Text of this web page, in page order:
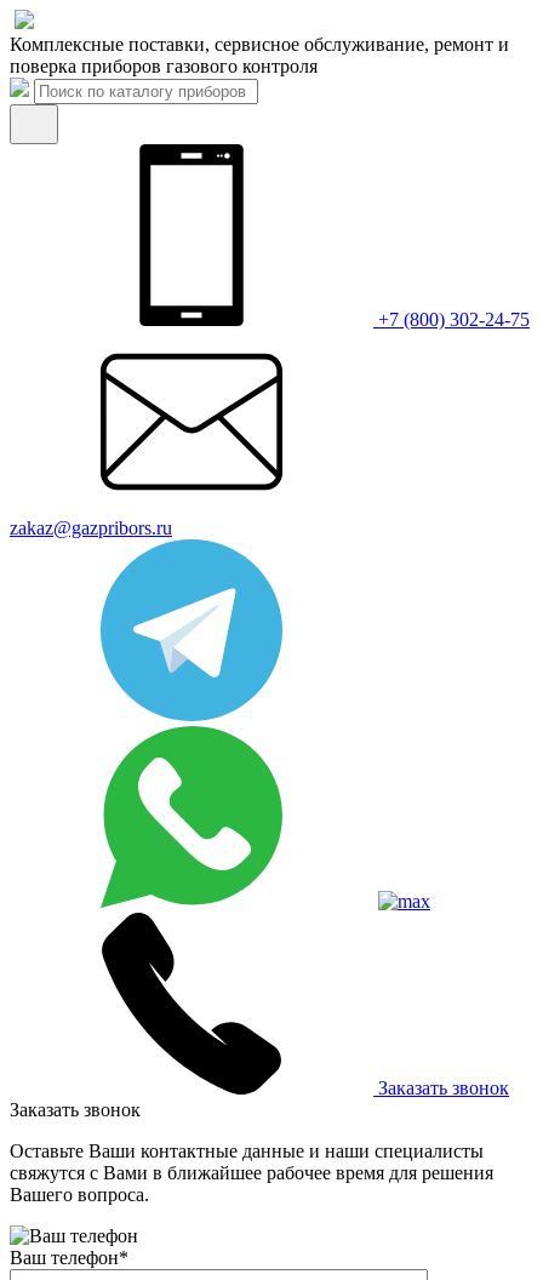
Комплексные поставки, сервисное обслуживание, ремонт и
поверка приборов газового контроля
+7 (800) 302-24-75
zakaz@gazpribors.ru
Заказать звонок
Заказать звонок
Оставьте Ваши контактные данные и наши специалисты
свяжутся с Вами в ближайшее рабочее время для решения
Вашего вопроса.
Ваш телефон*